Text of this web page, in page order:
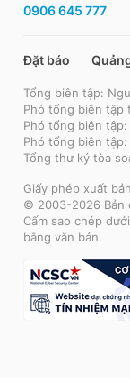
0906 645 777
Đặt báo
Tổng biên tập:
Phó tổng biên tập
Phó tổng biên tập:
Phó tổng biên
Tổng thư ký tòa
Giấy phép xuất
© 2003-2026 Bản
Cấm sao chép
bằng văn bản.